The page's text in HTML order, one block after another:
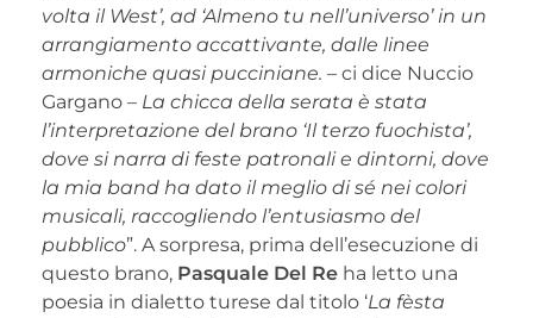
volta il West’, ad ‘Almeno tu nell’universo’ in un
arrangiamento accattivante, dalle linee
armoniche quasi pucciniane. – ci dice Nuccio
Gargano – La chicca della serata è stata
l’interpretazione del brano ‘Il terzo fuochista’,
dove si narra di feste patronali e dintorni, dove
la mia band ha dato il meglio di sé nei colori
musicali, raccogliendo l’entusiasmo del
pubblico”. A sorpresa, prima dell’esecuzione di
questo brano, Pasquale Del Re ha letto una
poesia in dialetto turese dal titolo ‘La fèsta